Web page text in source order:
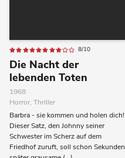
8/10
Die Nacht der
lebenden Toten
1968
Horror, Thriller
Barbra - sie kommen und holen dich!
Dieser Satz, den Johnny seiner
Schwester im Scherz auf dem
Friedhof zuruft, soll schon Sekunden